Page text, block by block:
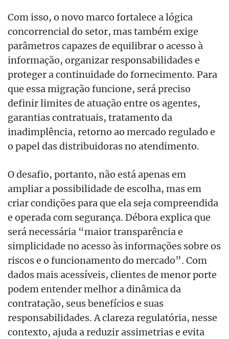
Com isso, o novo marco fortalece a lógica
concorrencial do setor, mas também exige
parâmetros capazes de equilibrar o acesso à
informação, organizar responsabilidades e
proteger a continuidade do fornecimento. Para
que essa migração funcione, será preciso
definir limites de atuação entre os agentes,
garantias contratuais, tratamento da
inadimplência, retorno ao mercado regulado e
o papel das distribuidoras no atendimento.
O desafio, portanto, não está apenas em
ampliar a possibilidade de escolha, mas em
criar condições para que ela seja compreendida
e operada com segurança. Débora explica que
será necessária “maior transparência e
simplicidade no acesso às informações sobre os
riscos e o funcionamento do mercado”. Com
dados mais acessíveis, clientes de menor porte
podem entender melhor a dinâmica da
contratação, seus benefícios e suas
responsabilidades. A clareza regulatória, nesse
contexto, ajuda a reduzir assimetrias e evita